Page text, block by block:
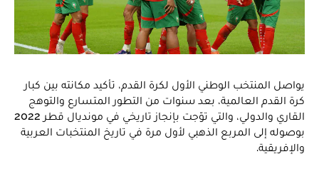
يواصل المنتخب الوطني الأول لكرة القدم، تأكيد مكانته بين كبار
كرة القدم العالمية، بعد سنوات من التطور المتسارع والتوهج
القاري والدولي، والتي توّجت بإنجاز تاريخي في مونديال قطر 2022
بوصوله إلى المربع الذهبي لأول مرة في تاريخ المنتخبات العربية
والإفريقية.